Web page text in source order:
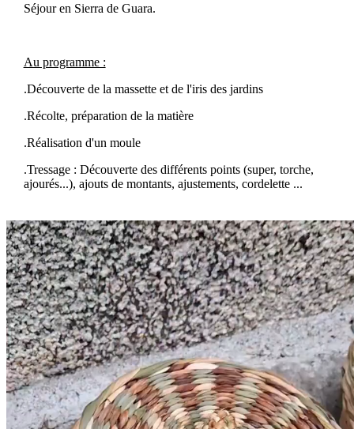
Séjour en Sierra de Guara.
Au programme :
.Découverte de la massette et de l'iris des jardins
.Récolte, préparation de la matière
.Réalisation d'un moule
.Tressage : Découverte des différents points (super, torche,
ajourés...), ajouts de montants, ajustements, cordelette ...